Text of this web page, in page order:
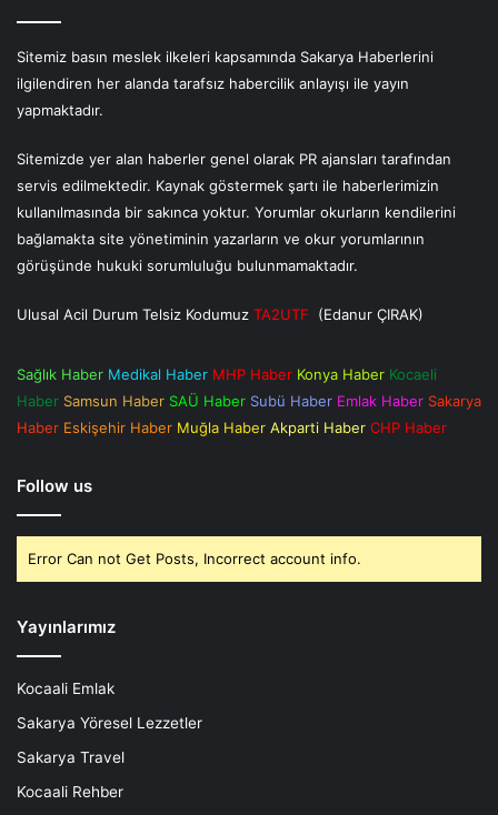
Sitemiz basın meslek ilkeleri kapsamında Sakarya Haberlerini
ilgilendiren her alanda tarafsız habercilik anlayışı ile yayın
yapmaktadır.
Sitemizde yer alan haberler genel olarak PR ajansları tarafından
servis edilmektedir. Kaynak göstermek şartı ile haberlerimizin
kullanılmasında bir sakınca yoktur. Yorumlar okurların kendilerini
bağlamakta site yönetiminin yazarların ve okur yorumlarının
görüşünde hukuki sorumluluğu bulunmamaktadır.
Ulusal Acil Durum Telsiz Kodumuz TA2UTF (Edanur ÇIRAK)
Sağlık Haber Medikal Haber MHP Haber Konya Haber Kocaeli
Haber Samsun Haber SAÜ Haber Subü Haber Emlak Haber Sakarya
Haber Eskişehir Haber Muğla Haber Akparti Haber CHP Haber
Follow us
Error Can not Get Posts, Incorrect account info.
Yayınlarımız
Kocaali Emlak
Sakarya Yöresel Lezzetler
Sakarya Travel
Kocaali Rehber